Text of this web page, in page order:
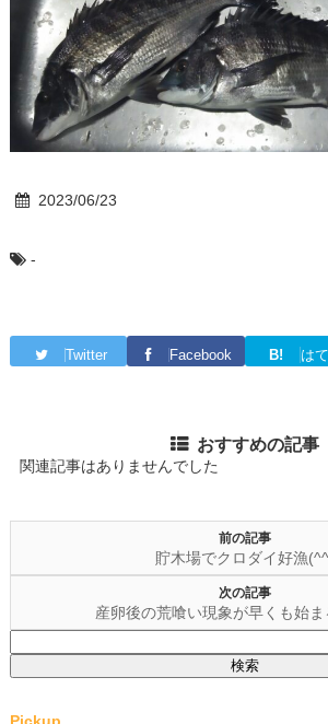
2023/06/23
-
Twitter Facebook B! は
おすすめの記事
関連記事はありませんでした
前の記事
貯木場でクロダイ好漁
次の記事
産卵後の荒喰い現象が早くも始
索:
Pickup